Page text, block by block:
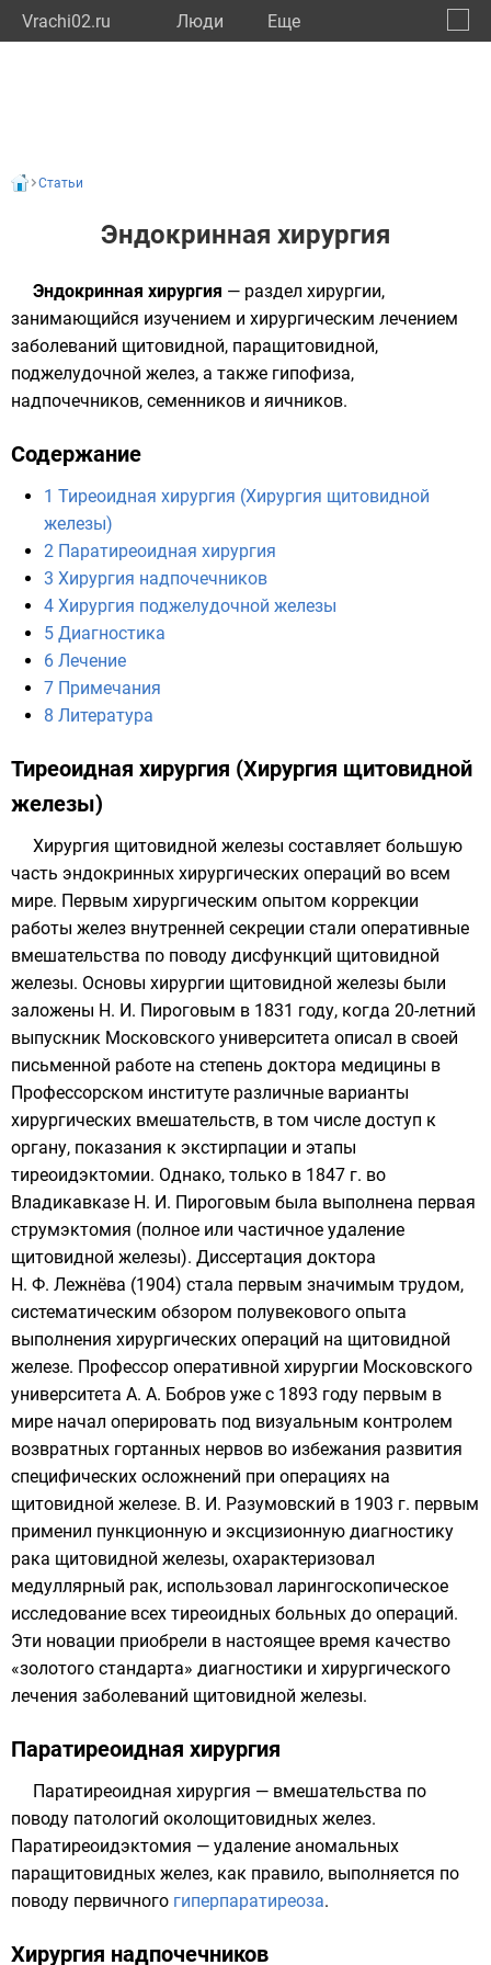
Vrachi02.ru Люди Eще
Статьи
Эндокринная хирургия
Эндокринная хирургия — раздел хирургии,
занимающийся изучением и хирургическим лечением
заболеваний щитовидной, паращитовидной,
поджелудочной желез, а также гипофиза,
надпочечников, семенников и яичников.
Содержание
1 Тиреоидная хирургия (Хирургия щитовидной
железы)
2 Паратиреоидная хирургия
3 Хирургия надпочечников
4 Хирургия поджелудочной железы
5 Диагностика
6 Лечение
7 Примечания
8 Литература
Тиреоидная хирургия (Хирургия щитовидной
железы)
Хирургия щитовидной железы составляет большую
часть эндокринных хирургических операций во всем
мире. Первым хирургическим опытом коррекции
работы желез внутренней секреции стали оперативные
вмешательства по поводу дисфункций щитовидной
железы. Основы хирургии щитовидной железы были
заложены Н. И. Пироговым в 1831 году, когда 20-летний
выпускник Московского университета описал в своей
письменной работе на степень доктора медицины в
Профессорском институте различные варианты
хирургических вмешательств, в том числе доступ к
органу, показания к экстирпации и этапы
тиреоидэктомии. Однако, только в 1847 г. во
Владикавказе Н. И. Пироговым была выполнена первая
струмэктомия (полное или частичное удаление
щитовидной железы). Диссертация доктора
Н. Ф. Лежнёва (1904) стала первым значимым трудом,
систематическим обзором полувекового опыта
выполнения хирургических операций на щитовидной
железе. Профессор оперативной хирургии Московского
университета А. А. Бобров уже с 1893 году первым в
мире начал оперировать под визуальным контролем
возвратных гортанных нервов во избежания развития
специфических осложнений при операциях на
щитовидной железе. В. И. Разумовский в 1903 г. первым
применил пункционную и эксцизионную диагностику
рака щитовидной железы, охарактеризовал
медуллярный рак, использовал ларингоскопическое
исследование всех тиреоидных больных до операций.
Эти новации приобрели в настоящее время качество
«золотого стандарта» диагностики и хирургического
лечения заболеваний щитовидной железы.
Паратиреоидная хирургия
Паратиреоидная хирургия — вмешательства по
поводу патологий околощитовидных желез.
Паратиреоидэктомия — удаление аномальных
паращитовидных желез, как правило, выполняется по
поводу первичного гиперпаратиреоза.
Хирургия надпочечников